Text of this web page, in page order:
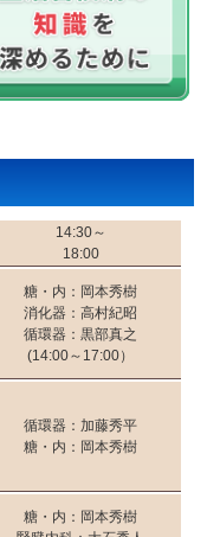
14:30～
18:00
糖・内：岡本秀樹
消化器：高村紀昭
循環器：黒部真之
(14:00～17:00）
循環器：加藤秀平
糖・内：岡本秀樹
糖・内：岡本秀樹